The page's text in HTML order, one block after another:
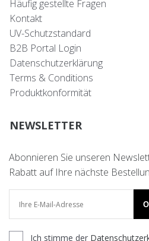
Häufig gestellte Fragen
Kontakt
UV-Schutzstandard
B2B Portal Login
Datenschutzerklärung
Terms & Conditions
Produktkonformität
NEWSLETTER
Abonnieren Sie unseren
Rabatt auf Ihre nächste
Ich stimme der